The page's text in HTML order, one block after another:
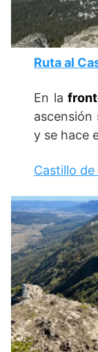
Ruta al
En la
y se hace
Castillo de